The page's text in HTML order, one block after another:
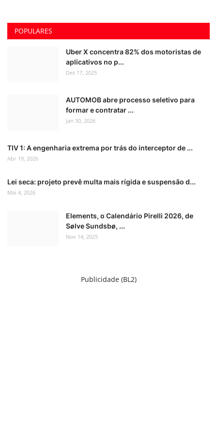
POPULARES
Uber X concentra 82% dos motoristas de
aplicativos no p...
Dez 17, 2025
AUTOMOB abre processo seletivo para
formar e contratar ...
Jan 30, 2026
TIV 1: A engenharia extrema por trás do interceptor de ...
Abr 19, 2026
Lei seca: projeto prevê multa mais rígida e suspensão d...
Mai 4, 2026
Elements, o Calendário Pirelli 2026, de
Sølve Sundsbø, ...
Nov 14, 2025
Publicidade (BL2)